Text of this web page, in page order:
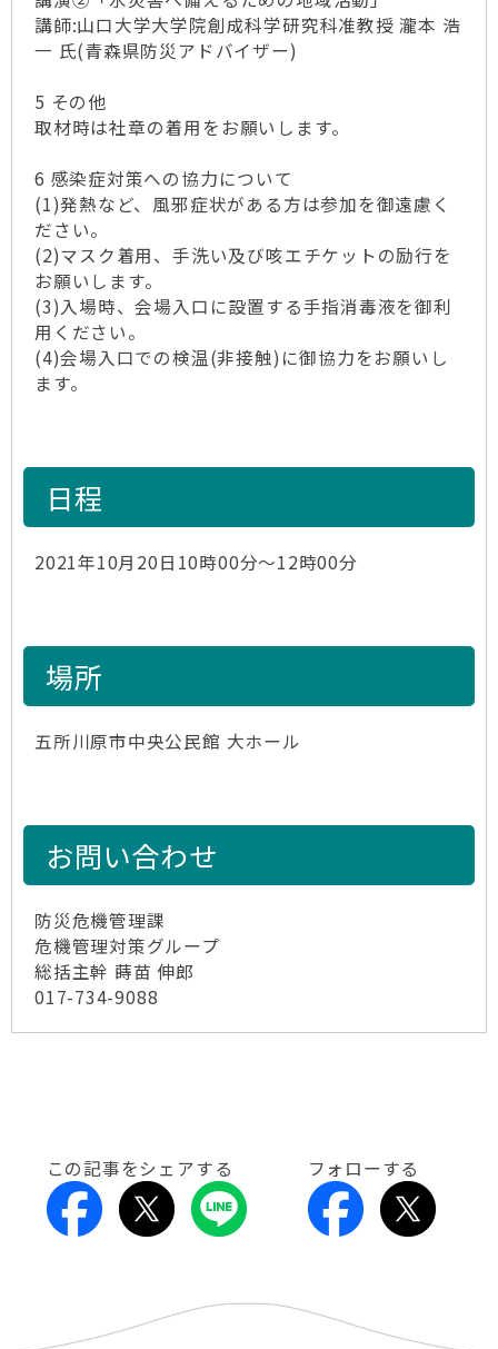
講師:山口大学大学院創成科学研究科准教授 瀧本 浩
一 氏(青森県防災アドバイザー)
5 その他
取材時は社章の着用をお願いします。
6 感染症対策への協力について
(1)発熱など、風邪症状がある方は参加を御遠慮く
ださい。
(2)マスク着用、手洗い及び咳エチケットの励行を
お願いします。
(3)入場時、会場入口に設置する手指消毒液を御利
用ください。
(4)会場入口での検温(非接触)に御協力をお願いし
ます。
日程
2021年10月20日10時00分～12時00分
場所
五所川原市中央公民館 大ホール
お問い合わせ
防災危機管理課
危機管理対策グループ
総括主幹 蒔苗 伸郎
017-734-9088
この記事をシェアする フォローする